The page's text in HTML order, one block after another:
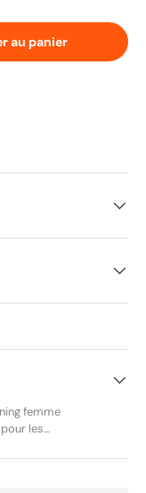
au panier
femme
les
de qualité